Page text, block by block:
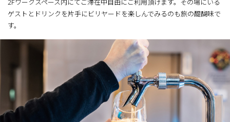
ゲストとドリンクを片手にビリヤードを楽しんでみるのも旅の醍醐味で
す。